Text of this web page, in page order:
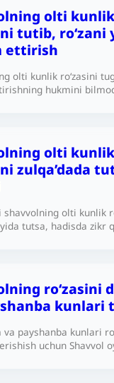
olti kunlik
tutib, ro‘zani
ettirish
olti kunlik ro‘zasini
hukmini
sizni yaxshilik
olti kunlik
zulqa’dada
shavvolning olti kunlik
tutsa, hadisda zikr
ro‘zasini
kunlari
va payshanba kunlari
uchun Shavvol